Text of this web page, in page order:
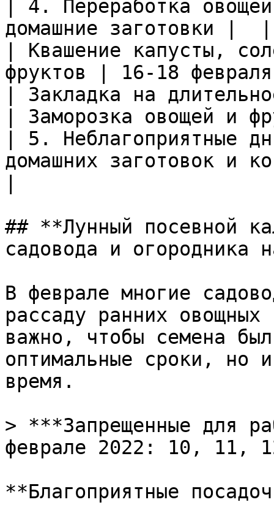
| 4. Переработка
домашние заготовки |  |
| Квашение капусты,
фруктов | 16-18
| Закладка на
| Заморозка овощей и
| 5. Неблагоприятные
домашних заготовок и
## **Лунный посевной
садовода и огородника
В феврале многие
рассаду ранних
важно, чтобы семена
оптимальные сроки, но
время.
> ***Запрещенные для
феврале 2022: 10, 11,
**Благоприятные